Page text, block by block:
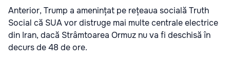
Anterior, Trump a amenințat pe rețeaua socială Truth
Social că SUA vor distruge mai multe centrale electrice
din Iran, dacă Strâmtoarea Ormuz nu va fi deschisă în
decurs de 48 de ore.